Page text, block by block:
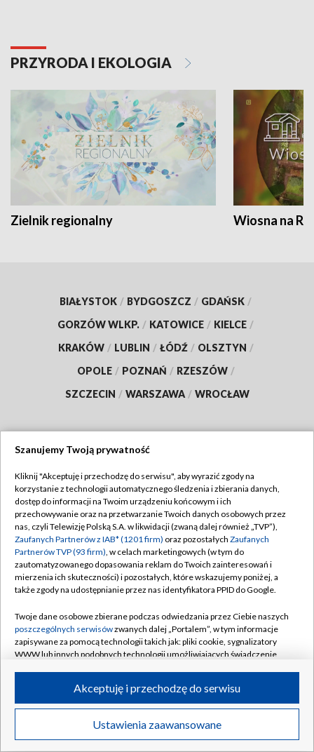
PRZYRODA I EKOLOGIA
Zielnik regionalny Wiosna na
BIAŁYSTOK / BYDGOSZCZ / GDAŃSK /
GORZÓW WLKP. / KATOWICE / KIELCE /
KRAKÓW / LUBLIN / ŁÓDŹ / OLSZTYN /
OPOLE / POZNAŃ / RZESZÓW /
SZCZECIN / WARSZAWA / WROCŁAW
TVP
Abonament TVP
Emisja w TVP
Centrum informacji TVP
Naziemna Telewizja Cyfrowa
Rada Programowa
System NOS
Informacje o nadawcy
Program dla prasy
Ogłoszenie przetargowe
Regulamin TVP
Polityka prywatności
Moje zgody
Pomoc
Kontakt
Kanały
©2026 Telewizja Polska S.A. w likwidacji
Szanujemy Twoją prywatność
Kliknij "Akceptuję i przechodzę do serwisu", aby wyrazić zgody na
korzystanie z technologii automatycznego śledzenia i zbierania danych,
dostęp do informacji na Twoim urządzeniu końcowym i ich
przechowywanie oraz na przetwarzanie Twoich danych osobowych przez
nas, czyli Telewizję Polską S.A. w likwidacji (zwaną dalej również „TVP”),
Zaufanych Partnerów z IAB* (1201 firm) oraz pozostałych Zaufanych
Partnerów TVP (93 firm), w celach marketingowych (w tym do
zautomatyzowanego dopasowania reklam do Twoich zainteresowań i
mierzenia ich skuteczności) i pozostałych, które wskazujemy poniżej, a
także zgody na udostępnianie przez nas identyfikatora PPID do Google.
Twoje dane osobowe zbierane podczas odwiedzania przez Ciebie naszych
poszczególnych serwisówzwanych dalej „Portalem”, w tym informacje
zapisywane za pomocą technologii takich jak: pliki cookie, sygnalizatory
WWW lub innych podobnych technologii umożliwiających świadczenie
ruchu w Internecie.
Twoje dane osobowe zbierane podczas odwiedzania przez Ciebie
poszczególnych serwisówna Portalu, takie jak adresy IP, identyfikatory
Ustawienia zaawansowane
Akceptuję i przechodzę do serwisu